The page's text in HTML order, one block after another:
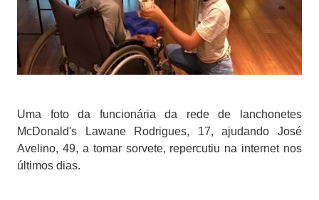
Uma foto da funcionária da rede de lanchonetes
McDonald's Lawane Rodrigues, 17, ajudando José
Avelino, 49, a tomar sorvete, repercutiu na internet nos
últimos dias.